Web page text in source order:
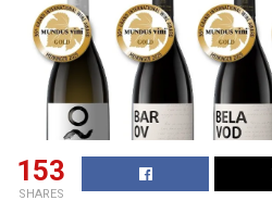
153
SHARES